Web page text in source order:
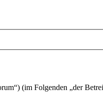
(im Folgenden „der